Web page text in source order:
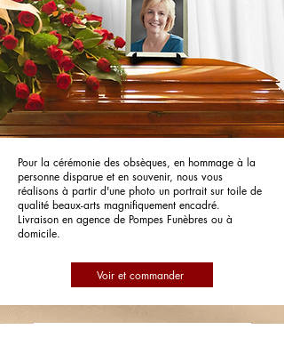
Pour la cérémonie des obsèques, en hommage à la
personne disparue et en souvenir, nous vous
réalisons à partir d'une photo un portrait sur toile de
qualité beaux-arts magnifiquement encadré.
Livraison en agence de Pompes Funèbres ou à
domicile.
Voir et commander